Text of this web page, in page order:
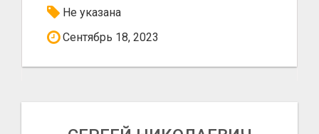
Не указана
Сентябрь 18, 2023